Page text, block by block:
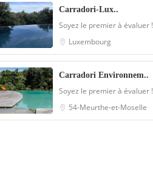
Carradori-Lux..
Soyez le premier à évaluer !
Luxembourg
Carradori Environnem..
Soyez le premier à évaluer !
54-Meurthe-et-Moselle